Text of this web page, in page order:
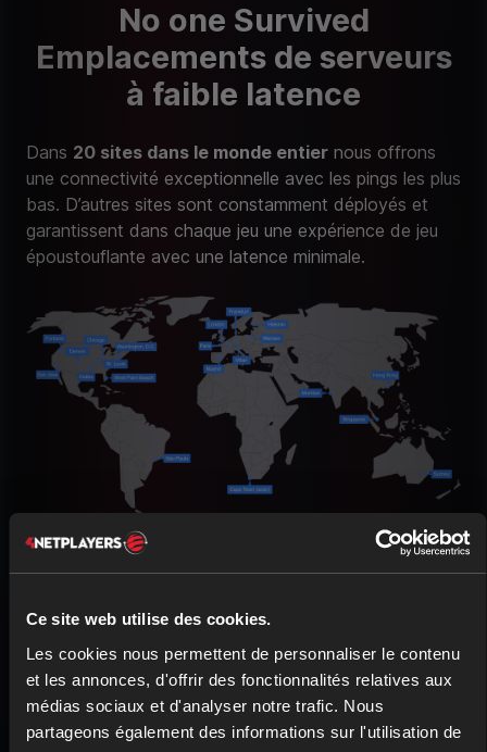
Ce site web utilise des cookies.
Les cookies nous permettent de personnaliser le contenu
et les annonces, d'offrir des fonctionnalités relatives aux
médias sociaux et d'analyser notre trafic. Nous
partageons également des informations sur l'utilisation de
No one Survived
Emplacements de serveurs
à faible latence
Dans 20 sites dans le monde entier nous offrons
une connectivité exceptionnelle avec les pings les plus
bas. D’autres sites sont constamment déployés et
garantissent dans chaque jeu une expérience de jeu
époustouflante avec une latence minimale.